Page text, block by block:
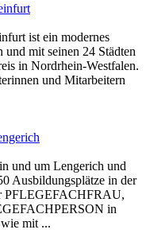
ist ein modernes
mit seinen 24 Städten
in Nordrhein-Westfalen.
und Mitarbeitern
und um Lengerich und
Ausbildungsplätze in der
PFLEGEFACHFRAU,
in
mit ...